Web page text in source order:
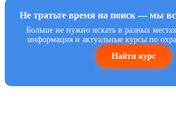
Не тратьте время на поиск — мы
Больше не нужно искать в разных
информация и актуальные курсы по
Найти курс